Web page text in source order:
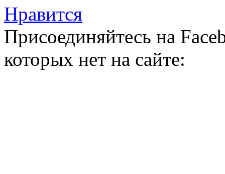
Нравится
Присоединяйтесь на
которых нет на сайте: